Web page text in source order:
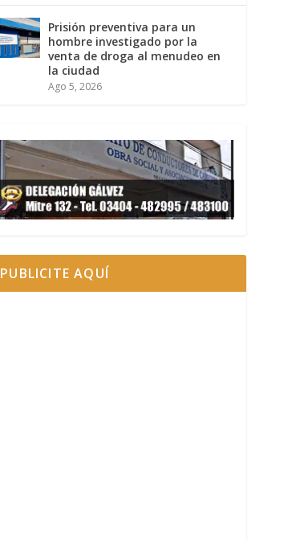
Prisión preventiva para un
hombre investigado por la
venta de droga al menudeo en
la ciudad
Ago 5, 2026
PUBLICITE AQUÍ